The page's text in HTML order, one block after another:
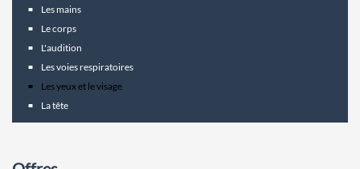
Les mains
Le corps
L'audition
Les voies respiratoires
Les yeux et le visage
La tête